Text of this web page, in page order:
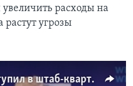
расходы на
растут угрозы
Президент Трамп выступил в штаб-квартире НАТО в Брюсселе